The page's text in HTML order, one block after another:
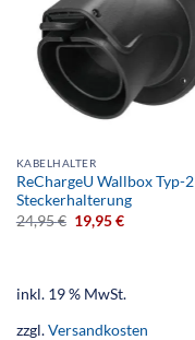
KABELHALTER
ReChargeU Wallbox Typ-2
Steckerhalterung
24,95€ 19,95€
inkl. 19 % MwSt.
zzgl.Versandkosten